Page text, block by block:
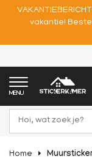
vakantie!
MENU
Home